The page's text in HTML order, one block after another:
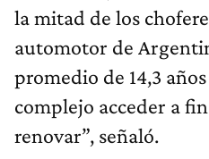
la mitad de los
automotor de
promedio de 14,3
complejo acceder a
renovar”, señaló.